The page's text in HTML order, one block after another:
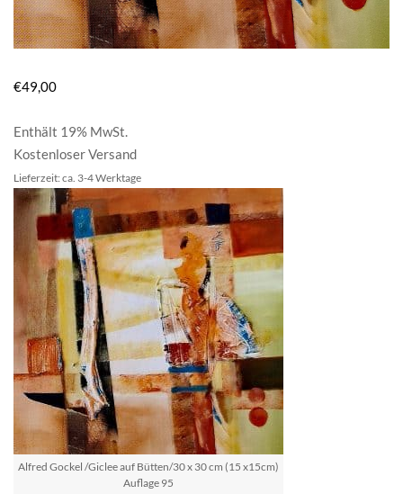
€49,00
Enthält 19% MwSt.
Kostenloser Versand
Lieferzeit: ca. 3-4 Werktage
Alfred Gockel /Giclee auf Bütten/30 x 30 cm (15 x15cm)
Auflage 95